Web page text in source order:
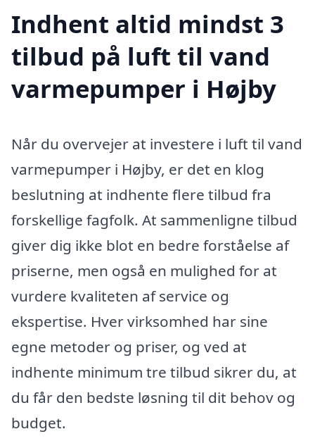
Indhent altid mindst 3
tilbud på luft til vand
varmepumper i Højby
Når du overvejer at investere i luft til vand
varmepumper i Højby, er det en klog
beslutning at indhente flere tilbud fra
forskellige fagfolk. At sammenligne tilbud
giver dig ikke blot en bedre forståelse af
priserne, men også en mulighed for at
vurdere kvaliteten af service og
ekspertise. Hver virksomhed har sine
egne metoder og priser, og ved at
indhente minimum tre tilbud sikrer du, at
du får den bedste løsning til dit behov og
budget.